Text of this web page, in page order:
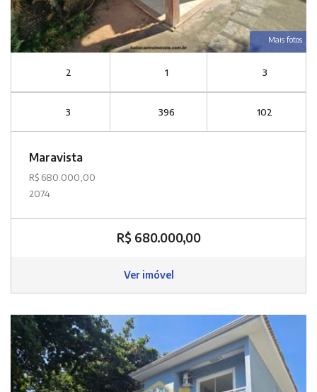
Mais fotos
2 1 3
3 396 102
Maravista
R$ 680.000,00
2074
R$ 680.000,00
Ver imóvel